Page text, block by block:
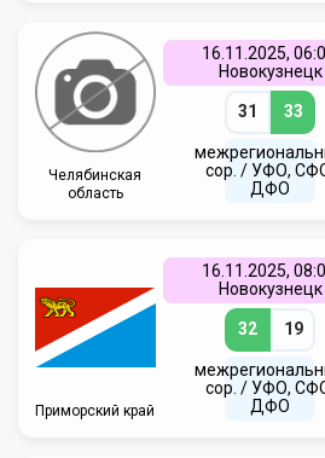
Челябинская
область
16.11.2025,
Новокузнецк
31 33
сор. / УФО,
ДФО
Приморский край
16.11.2025,
Новокузнецк
32 19
сор. / УФО,
ДФО